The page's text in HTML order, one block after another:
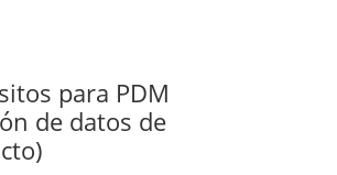
para PDM
de datos de